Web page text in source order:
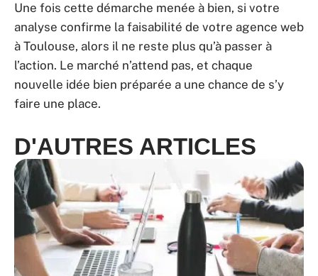
Une fois cette démarche menée à bien, si votre
analyse confirme la faisabilité de votre agence web
à Toulouse, alors il ne reste plus qu’à passer à
l’action. Le marché n’attend pas, et chaque
nouvelle idée bien préparée a une chance de s’y
faire une place.
D'AUTRES ARTICLES